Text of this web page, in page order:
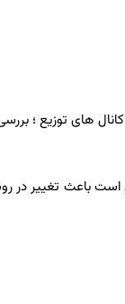
کانال های
باعث تغییر در